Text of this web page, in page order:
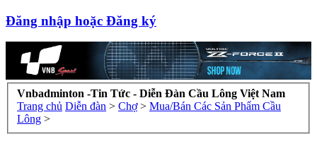
Đăng nhập hoặc Đăng ký
Vnbadminton -Tin Tức - Diễn Đàn Cầu Lông Việt Nam
Trang chủ Diễn đàn > Chợ > Mua/Bán Các Sản Phẩm Cầu
Lông >